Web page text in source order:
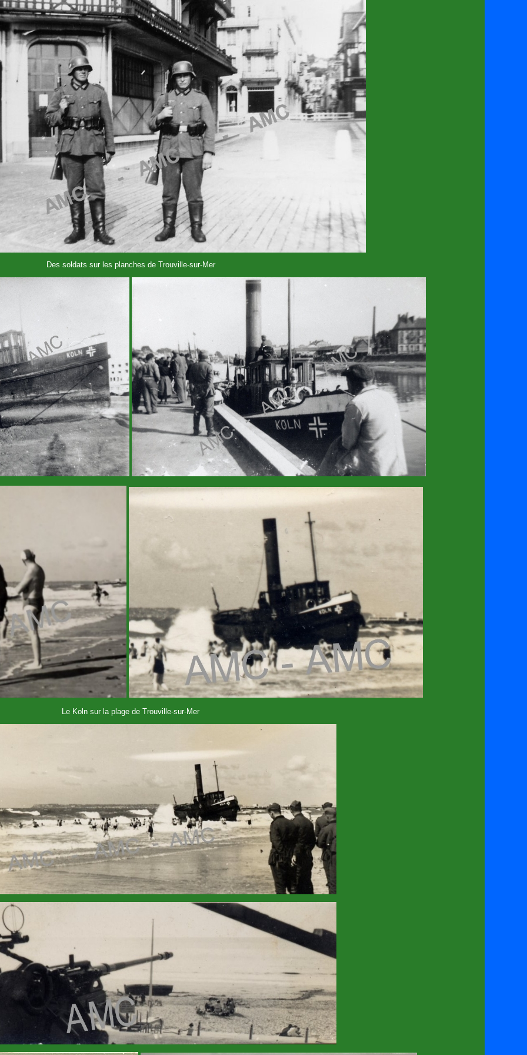
Des soldats sur les planches de Trouville-sur-Mer
Le Koln sur la plage de Trouville-sur-Mer